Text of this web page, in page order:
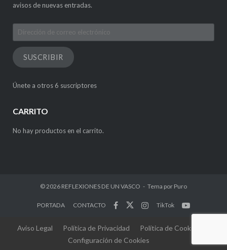
avisos de nuevas entradas.
Dirección
de
correo
electrónico
SUSCRIBIR
Únete a otros 6 suscriptores
CARRITO
No hay productos en el carrito.
© 2026 REFLEXIONES DE UN VASCO Tema por Puro
PORTADA CONTACTO TikTok
Aviso Legal Política de Privacidad
Política de Cookies
Configuración de Cookies